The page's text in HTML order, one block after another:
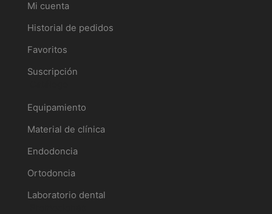
Mi cuenta
Historial de pedidos
Favoritos
Suscripción
Equipamiento
Material de clínica
Endodoncia
Ortodoncia
Laboratorio dental